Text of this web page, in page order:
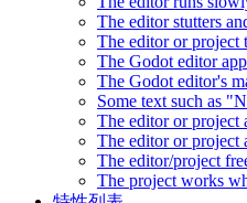
The editor stutters
The editor or project
The Godot editor
The Godot editor's
Some text such as
The editor or project
The editor or project
The editor/project
The project works